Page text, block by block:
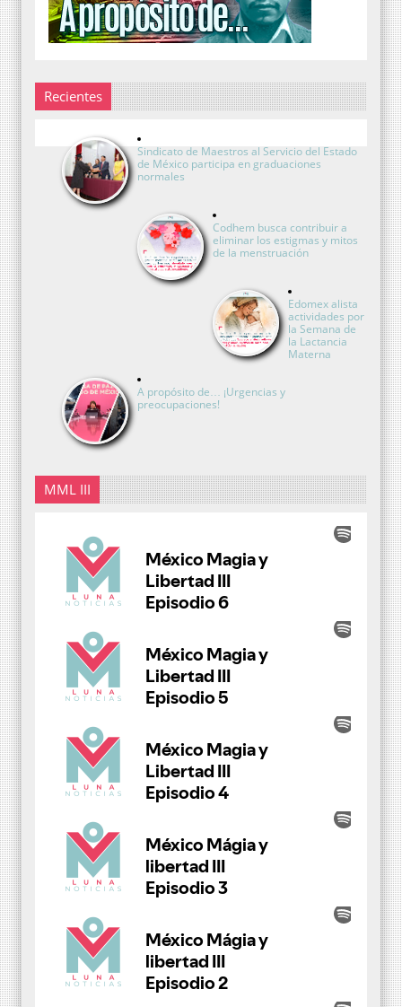
Recientes
Sindicato de Maestros al Servicio del Estado
de México participa en graduaciones
normales
Codhem busca contribuir a
eliminar los estigmas y mitos
de la menstruación
Edomex alista
actividades por
la Semana de
la Lactancia
Materna
A propósito de… ¡Urgencias y
preocupaciones!
MML III